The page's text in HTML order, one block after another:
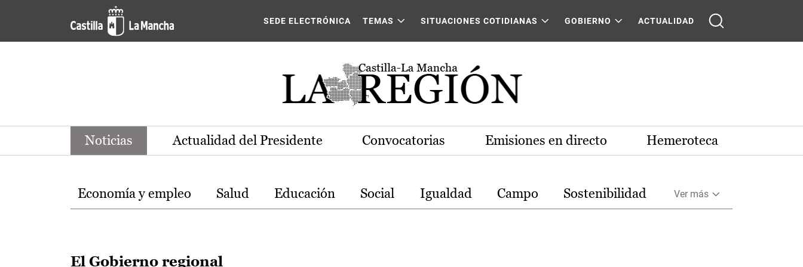
Pasar al contenido principal
Noticias de la región de Castilla-La Mancha
SEDE ELECTRÓNICA TEMAS SITUACIONES COTIDIANAS GOBIERNO ACTUALIDAD
Noticias Actualidad del Presidente Convocatorias Emisiones en directo Hemeroteca
Temas
Economía y empleo Salud Educación Social Igualdad Campo Sostenibilidad Ver más
El Gobierno regional